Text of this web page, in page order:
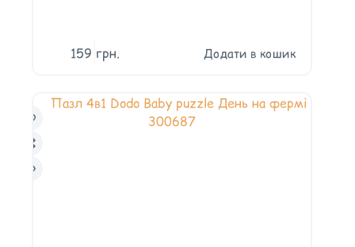
159 грн. Додати в кошик